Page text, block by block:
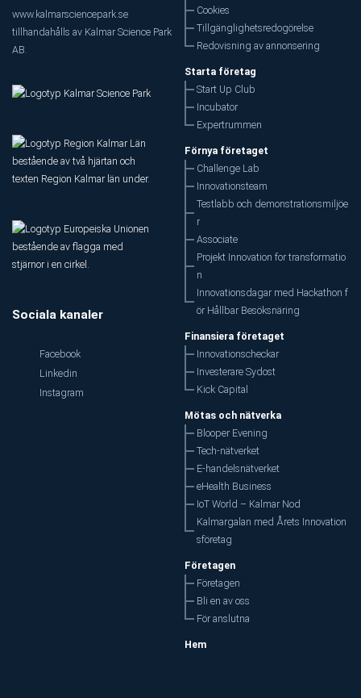
www.kalmarsciencepark.se
tillhandahålls av Kalmar Science Park
AB.
Sociala kanaler
Facebook
Linkedin
Instagram
Cookies
Tillgänglighetsredogörelse
Redovisning av annonsering
Starta företag
Start Up Club
Incubator
Expertrummen
Förnya företaget
Challenge Lab
Innovationsteam
Testlabb och demonstrationsmiljöe
r
Associate
Projekt Innovation for transformatio
n
Innovationsdagar med Hackathon f
ör Hållbar Besöksnäring
Finansiera företaget
Innovationscheckar
Investerare Sydost
Kick Capital
Mötas och nätverka
Blooper Evening
Tech-nätverket
E-handelsnätverket
eHealth Business
IoT World – Kalmar Nod
Kalmargalan med Årets Innovation
sföretag
Företagen
Företagen
Bli en av oss
För anslutna
Hem